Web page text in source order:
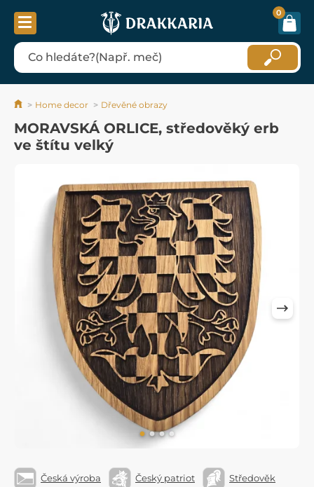
0
Home decor Dřevěné obrazy
MORAVSKÁ ORLICE, středověký erb
ve štítu velký
Česká výroba Český patriot Středověk